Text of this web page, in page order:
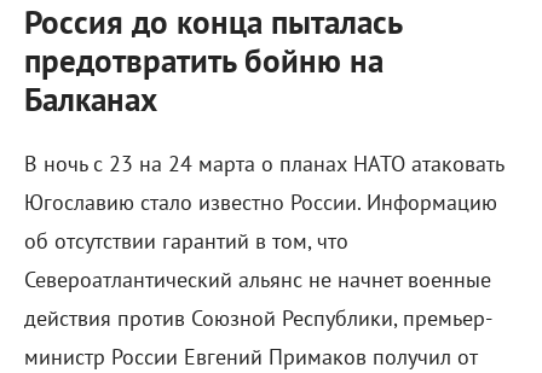
Россия до конца пыталась
предотвратить бойню на
Балканах
В ночь с 23 на 24 марта о планах НАТО атаковать
Югославию стало известно России. Информацию
об отсутствии гарантий в том, что
Североатлантический альянс не начнет военные
действия против Союзной Республики, премьер-
министр России Евгений Примаков получил от